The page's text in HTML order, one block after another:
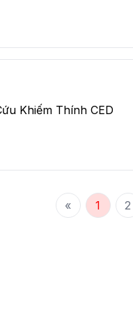
Khiếm Thính CED
« 1 2